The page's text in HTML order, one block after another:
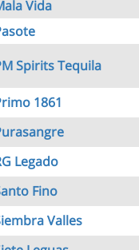
Vida
Spirits Tequila
1861
Legado
Fino
Valles